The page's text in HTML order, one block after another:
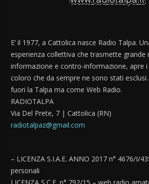
E’ il 1977, a Cattolica nasce Radio Talpa.
esperienza collettiva che trasmette grande
informazione e contro-informazione, apre
coloro che da sempre ne sono stati esclusi.
fuori la Talpa ma come Web Radio.
RADIOTALPA
Via Del Prete, 7 | Cattolica (RN)
radiotalpaz@gmail.com
– LICENZA S.I.A.E. ANNO 2017 n° 4676/I/
personali